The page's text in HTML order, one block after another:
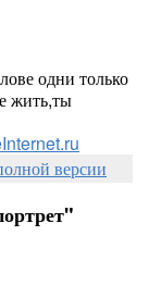
одни только
жить,ты
версии